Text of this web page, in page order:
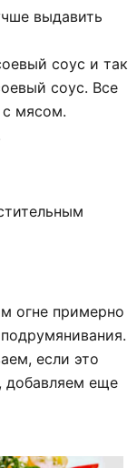
выдавить
соус и так
соус. Все
мясом.
огне примерно
если это
добавляем еще